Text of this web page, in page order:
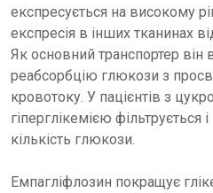
експресується на високому
експресія в інших тканинах
Як основний транспортер він
реабсорбцію глюкози з
кровотоку. У пацієнтів з
гіперглікемією фільтрується
кількість глюкози.
Емпагліфлозин покращує